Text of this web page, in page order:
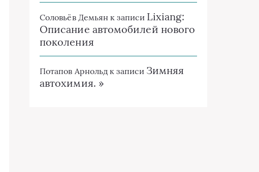
Соловьёв Демьян к записи Lixiang:
Описание автомобилей нового
поколения
Потапов Арнольд к записи Зимняя
автохимия. »